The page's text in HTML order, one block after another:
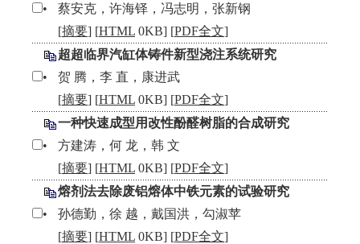
•
蔡安克，许海铎，冯志明，张新钢
[摘要] [HTML 0KB] [PDF全文]
超超临界汽缸体铸件新型浇注系统研究
•
贺 腾，李 直，康进武
[摘要] [HTML 0KB] [PDF全文]
一种快速成型用改性酚醛树脂的合成研究
•
方建涛，何 龙，韩 文
[摘要] [HTML 0KB] [PDF全文]
熔剂法去除废铝熔体中铁元素的试验研究
•
孙德勤，徐 越，戴国洪，勾淑苹
[摘要] [HTML 0KB] [PDF全文]